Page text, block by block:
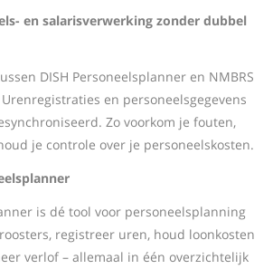
en salarisverwerking zonder dubbel
DISH Personeelsplanner en NMBRS
en personeelsgegevens
Zo voorkom je fouten,
je controle over je personeelskosten.
is dé tool voor personeelsplanning
registreer uren, houd loonkosten
verlof – allemaal in één overzichtelijk